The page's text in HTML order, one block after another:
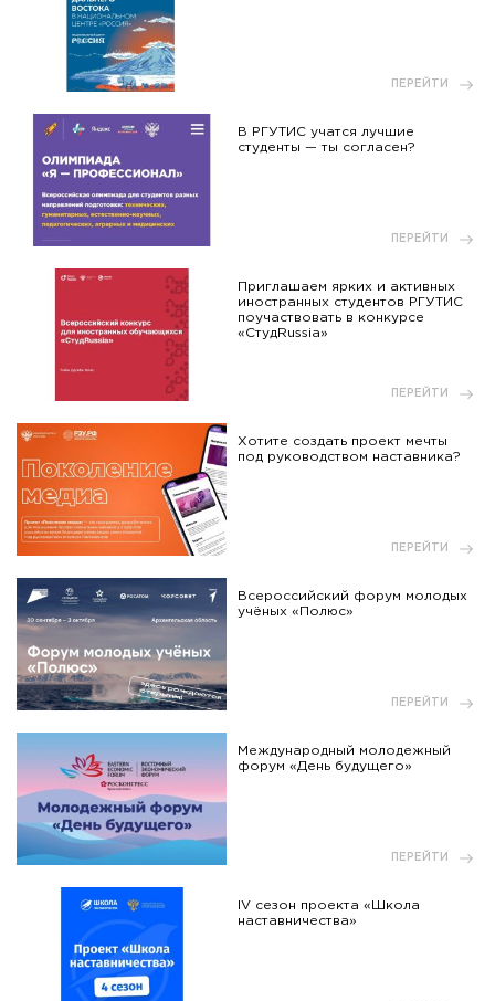
ПЕРЕЙТИ
В РГУТИС учатся лучшие
студенты — ты согласен?
ПЕРЕЙТИ
Приглашаем ярких и активных
иностранных студентов РГУТИС
поучаствовать в конкурсе
«СтудRussia»
ПЕРЕЙТИ
Хотите создать проект мечты
под руководством наставника?
ПЕРЕЙТИ
Всероссийский форум молодых
учёных «Полюс»
ПЕРЕЙТИ
Международный молодежный
форум «День будущего»
ПЕРЕЙТИ
IV сезон проекта «Школа
наставничества»